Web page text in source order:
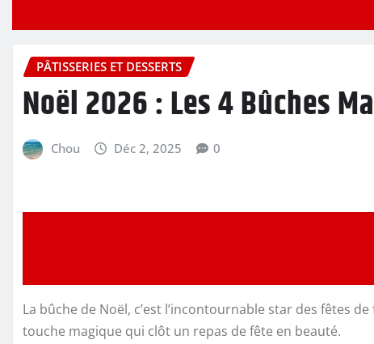
PÂTISSERIES ET DESSERTS
Noël 2026 : Les 4 Bûches
Chou Déc 2, 2025 0
La bûche de Noël, c’est l’incontournable star des fêtes
touche magique qui clôt un repas de fête en beauté.